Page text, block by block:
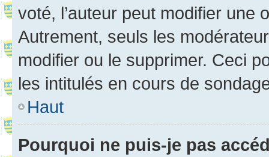
voté, l’auteur peut modifier une
Autrement, seuls les
modifier ou le supprimer. Ceci
les intitulés en cours de
Haut
Pourquoi ne puis-je pas